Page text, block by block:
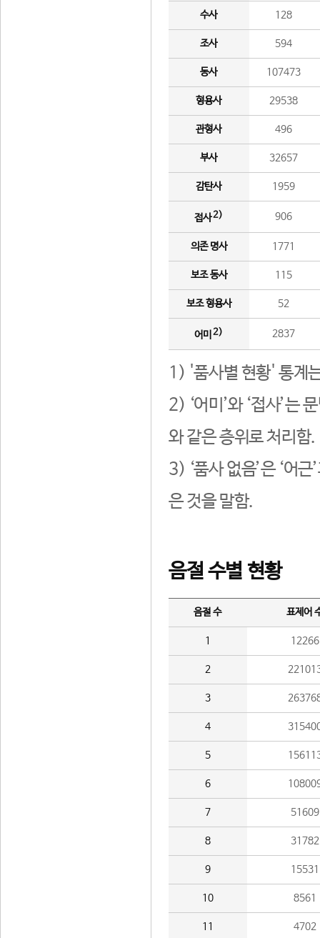
수사 128
조사 594
동사 107473
형용사 29538
관형사 496
부사 32657
감탄사 1959
접사2) 906
의존 명사 1771
보조 동사 115
보조 형용사 52
어미 2) 2837
1) '품사별 현황' 통계
2) ‘어미’와 ‘접사’는
와 같은 층위로 처리함.
3) ‘품사 없음’은 ‘어
은 것을 말함.
음절 수별 현황
음절 수 표제어
1 12266
2
3
4
5
6
7 51609
8 31782
9 15531
10 8561
11 4702